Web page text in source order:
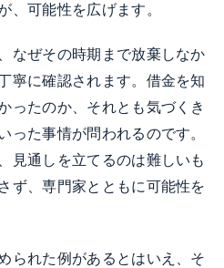
、可能性を広げます。
なぜその時期まで放棄しなか
寧に確認されます。借金を知
ったのか、それとも気づくき
った事情が問われるのです。
見通しを立てるのは難しいも
ず、専門家とともに可能性を
られた例があるとはいえ、そ